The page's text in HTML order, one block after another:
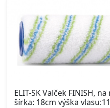
ELIT-SK Valček FINISH,
šírka: 18cm výška